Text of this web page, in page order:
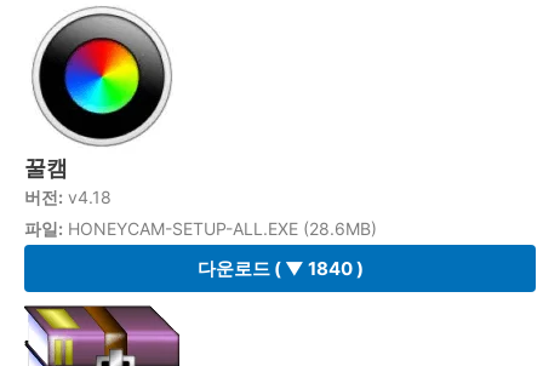
꿀캠
버전: v4.18
파일: HONEYCAM-SETUP-ALL.EXE (28.6MB)
다운로드( ▼ 1840 )